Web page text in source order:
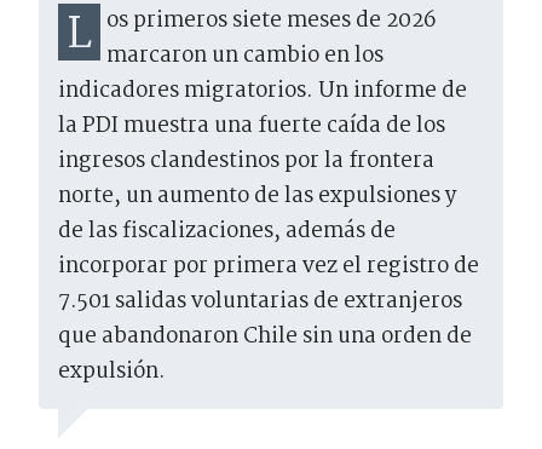
Los primeros siete meses de 2026 marcaron un cambio en los
indicadores migratorios. Un informe de
la PDI muestra una fuerte caída de los
ingresos clandestinos por la frontera
norte, un aumento de las expulsiones y
de las fiscalizaciones, además de
incorporar por primera vez el registro de
7.501 salidas voluntarias de extranjeros
que abandonaron Chile sin una orden de
expulsión.